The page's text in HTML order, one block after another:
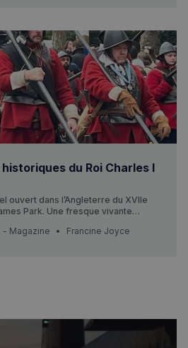
du Roi Charles I
ouvert dans l’Angleterre du XVIIe
Park. Une fresque vivante
pour grands et petits passionnés
- Magazine Francine Joyce